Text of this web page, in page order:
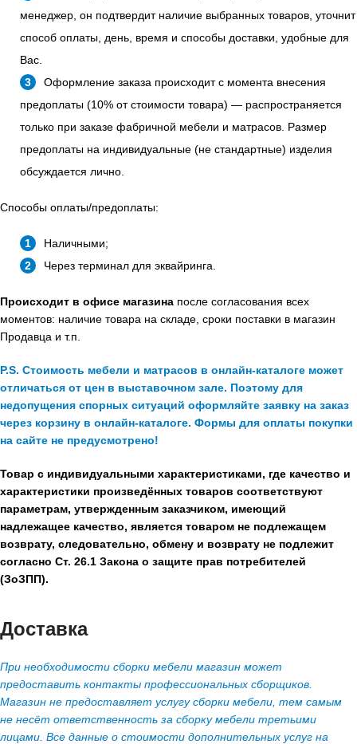
менеджер, он подтвердит наличие выбранных товаров, уточнит
способ оплаты, день, время и способы доставки, удобные для
Вас.
Оформление заказа происходит с момента внесения
предоплаты (10% от стоимости товара) — распространяется
только при заказе фабричной мебели и матрасов. Размер
предоплаты на индивидуальные (не стандартные) изделия
обсуждается лично.
Способы оплаты/предоплаты:
Наличными;
Через терминал для эквайринга.
Происходит в офисе магазина после согласования всех
моментов: наличие товара на складе, сроки поставки в магазин
Продавца и т.п.
P.S. Стоимость мебели и матрасов в онлайн-каталоге может
отличаться от цен в выставочном зале. Поэтому для
недопущения спорных ситуаций оформляйте заявку на заказ
через корзину в онлайн-каталоге. Формы для оплаты покупки
на сайте не предусмотрено!
Товар с индивидуальными характеристиками, где качество и
характеристики произведённых товаров соответствуют
параметрам, утвержденным заказчиком, имеющий
надлежащее качество, является товаром не подлежащем
возврату, следовательно, обмену и возврату не подлежит
согласно Ст. 26.1 Закона о защите прав потребителей
(ЗоЗПП).
Доставка
При необходимости сборки мебели магазин может
предоставить контакты профессиональных сборщиков.
Магазин не предоставляет услугу сборки мебели, тем самым
не несёт ответственность за сборку мебели третьими
лицами. Все данные о стоимости дополнительных услуг на